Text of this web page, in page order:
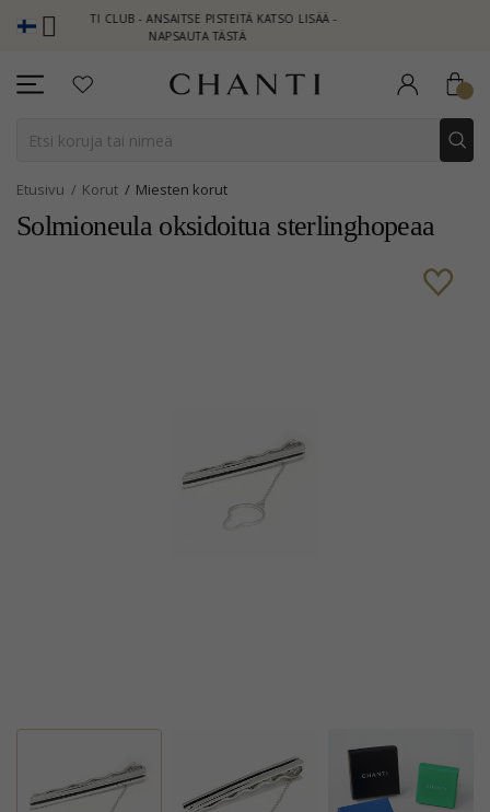
CHANTI CLUB - ANSAITSE PISTEITÄ KATSO LISÄÄ -
NAPSAUTA TÄSTÄ
Etusivu Korut Miesten korut
Solmioneula oksidoitua sterlinghopeaa